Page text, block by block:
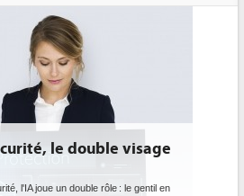
DEE: l'efficacité
bientôt une obligation
datacenters